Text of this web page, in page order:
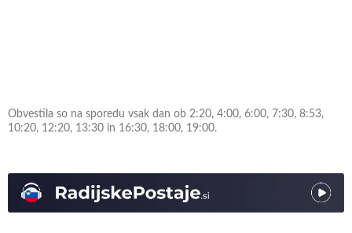
Obvestila so na sporedu vsak dan ob 2:20, 4:00, 6:00, 7:30, 8:53,
10:20, 12:20, 13:30 in 16:30, 18:00, 19:00.